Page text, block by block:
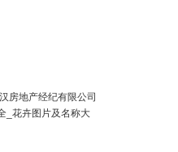
房地产经纪有限公司
_花卉图片及名称大